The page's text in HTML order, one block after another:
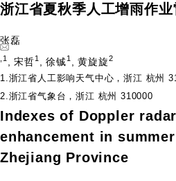
浙江省夏秋季人工增雨作
张磊
1 ,宋哲1 ,徐铖1 ,黄旋旋2
1.浙江省人工影响天气中心，浙江 杭州
2.浙江省气象台，浙江 杭州 310000
Indexes of Doppler
enhancement in
Zhejiang Province